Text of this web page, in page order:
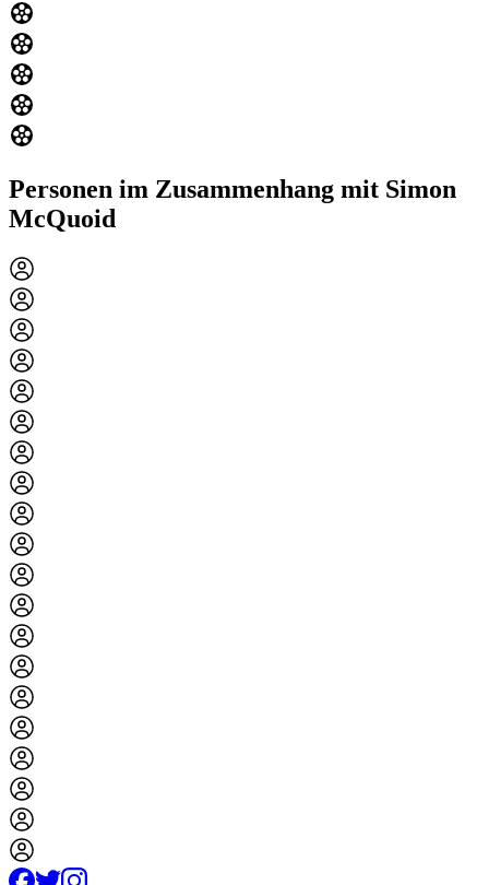
Personen im Zusammenhang mit Simon
McQuoid